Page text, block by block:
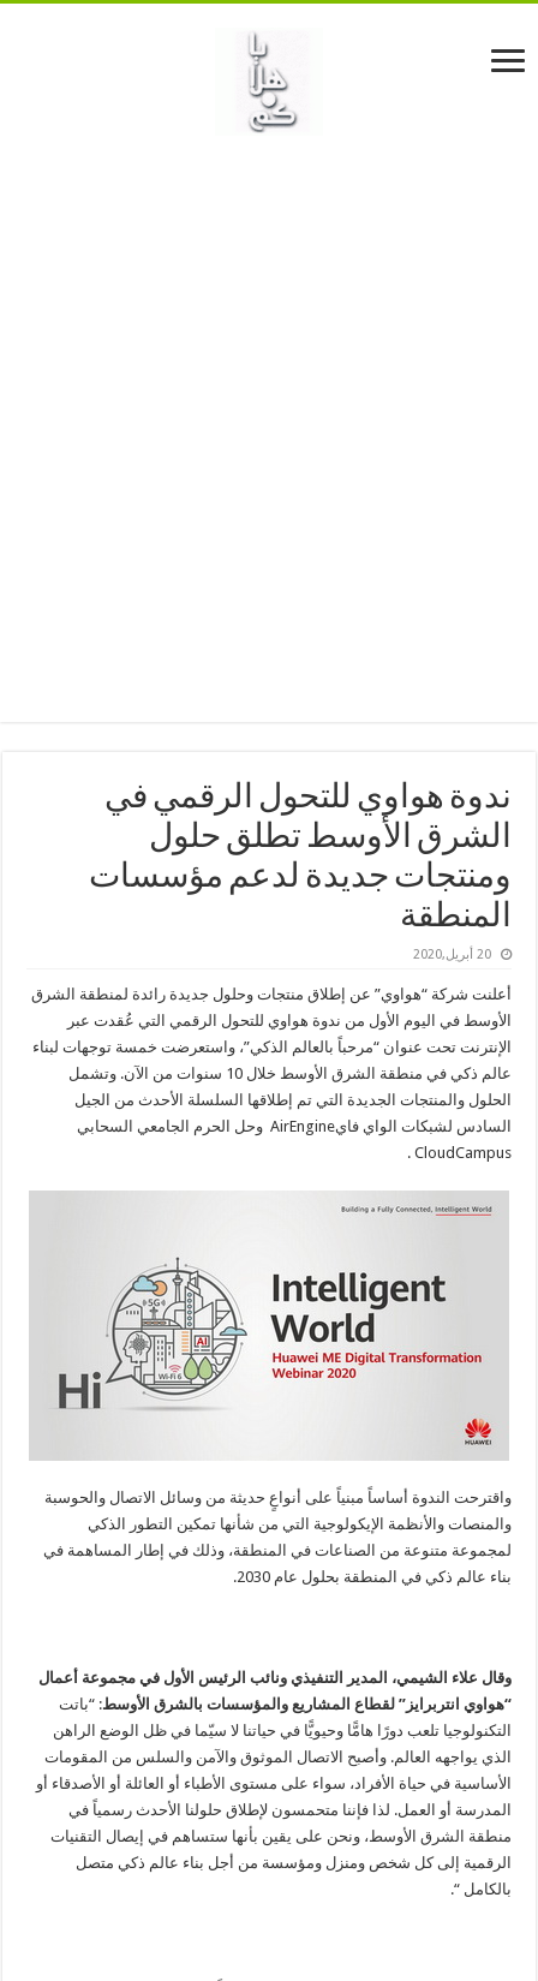
ندوة هواوي للتحول الرقمي في
الشرق الأوسط تطلق حلول
ومنتجات جديدة لدعم مؤسسات
المنطقة
20 أبريل,2020
أعلنت شركة “هواوي” عن إطلاق منتجات وحلول جديدة رائدة لمنطقة الشرق
الأوسط في اليوم الأول من ندوة هواوي للتحول الرقمي التي عُقدت عبر
الإنترنت تحت عنوان “مرحباً بالعالم الذكي”، واستعرضت خمسة توجهات لبناء
عالم ذكي في منطقة الشرق الأوسط خلال 10 سنوات من الآن. وتشمل
الحلول والمنتجات الجديدة التي تم إطلاقها السلسلة الأحدث من الجيل
السادس لشبكات الواي فايAirEngine وحل الحرم الجامعي السحابي
CloudCampus .
واقترحت الندوة أساساً مبنياً على أنواعٍ حديثة من وسائل الاتصال والحوسبة
والمنصات والأنظمة الإيكولوجية التي من شأنها تمكين التطور الذكي
لمجموعة متنوعة من الصناعات في المنطقة، وذلك في إطار المساهمة في
بناء عالم ذكي في المنطقة بحلول عام 2030.
وقال علاء الشيمي، المدير التنفيذي ونائب الرئيس الأول في مجموعة أعمال
“هواوي انتربرايز” لقطاع المشاريع والمؤسسات بالشرق الأوسط: “باتت
التكنولوجيا تلعب دورًا هامًّا وحيويًّا في حياتنا لا سيّما في ظل الوضع الراهن
الذي يواجهه العالم. وأصبح الاتصال الموثوق والآمن والسلس من المقومات
الأساسية في حياة الأفراد، سواء على مستوى الأطباء أو العائلة أو الأصدقاء أو
المدرسة أو العمل. لذا فإننا متحمسون لإطلاق حلولنا الأحدث رسمياً في
منطقة الشرق الأوسط، ونحن على يقين بأنها ستساهم في إيصال التقنيات
الرقمية إلى كل شخص ومنزل ومؤسسة من أجل بناء عالم ذكي متصل
بالكامل “.